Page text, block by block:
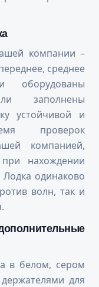
компании –
среднее
заполнены
устойчивой и
проверок
компанией,
нахождении
одинаково
волн, так и
в белом, сером
для